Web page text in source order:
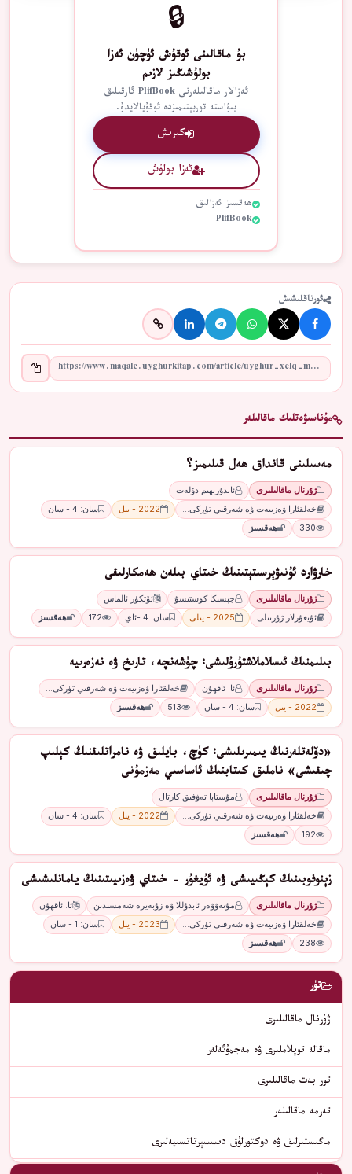
🔒
بۇ ماقالىنى ئوقۇش ئۈچۈن ئەزا
بولۇشىڭىز لازىم
ئەزالار ماقالىلەرنى PlifBook ئارقىلىق
بىۋاستە توربېتىمىزدە ئوقۇيالايدۇ.
كىرىش
ئەزا بولۇش
ھەقسىز ئەزالىق
PlifBook
ئورتاقلىشىش
مۇناسىۋەتلىك ماقالىلەر
مەسىلىنى قانداق ھەل قىلىمىز؟
ژۇرنال ماقالىلىرى
ئابدۇرېھىم دۆلەت
خەلقئارا ۋەزىيەت ۋە شەرقىي تۈركى…
2022 - يىل
سان: 4 - سان
330
ھەقسىز
ﺧﺎﺭﯞﺍﺭﺩ ﺋﯘﻧﯩﯟﯦﺮﺳﯩﺘﯧﺘﯩﻨﯩﯔ ﺧﯩﺘﺎﻱ ﺑﯩﻠﻪﻥ ھەمكارلىقى
ژۇرنال ماقالىلىرى ﺟﯧﺴﯩﻜﺎ ﻛﻮﺳﺘﯩﺴﯘ
ﺋﯚﺗﻜﯜﺭ ﺋﺎﻟﻤﺎﺱ
ئۇيغۇرلار ژۇرنىلى
2025 - يىلى سان: 4 -ئاي 172 ھەقسىز
بىلىمنىڭ ئىسلاملاشتۇرۇلىشى: چۈشەنچە، تارىخ ۋە نەزەرىيە
ژۇرنال ماقالىلىرى ئا. ئاقھۇن
خەلقئارا ۋەزىيەت ۋە شەرقىي تۈركى…
2022 - يىل
سان: 4 - سان 513 ھەقسىز
«دۆلەتلەرنىڭ يىمىرىلىشى: كۈچ، بايلىق ۋە نامراتلىقنىڭ كېلىپ
چىقىشى» ناملىق كىتابنىڭ ئاساسىي مەزمۇنى
ژۇرنال ماقالىلىرى
مۇستاپا تەۋفىق كارتال
خەلقئارا ۋەزىيەت ۋە شەرقىي تۈركى…
2022 - يىل
سان: 4 - سان
192
ھەقسىز
زېنوفوبىنىڭ كېڭىيىشى ۋە ئۇيغۇر - خىتاي ۋەزىيىتىنىڭ يامانلىشىشى
ژۇرنال ماقالىلىرى مۇنەۋۋەر ئابدۇللا ۋە زۇبەيرە شەمسىدىن
ئا. ئاقھۇن
خەلقئارا ۋەزىيەت ۋە شەرقىي تۈركى…
2023 - يىل
سان: 1 - سان
238
ھەقسىز
تۈر
ژۇرنال ماقالىلىرى
ماقالە توپلاملىرى ۋە مەجمۇئەلەر
تور بەت ماقالىلىرى
تەرمە ماقالىلەر
ماگىستىرلىق ۋە دوكتورلۇق دىسسېرتاتسىيەلىرى